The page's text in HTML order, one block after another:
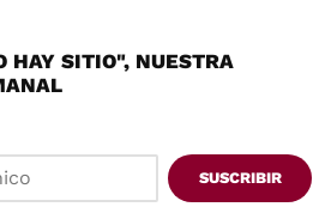
HAY SITIO", NUESTRA
SUSCRIBIR